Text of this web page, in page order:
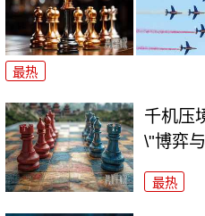
最热
千机压
\"博弈
最热